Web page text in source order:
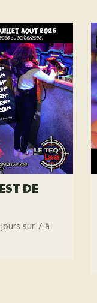
DE
sur 7 à